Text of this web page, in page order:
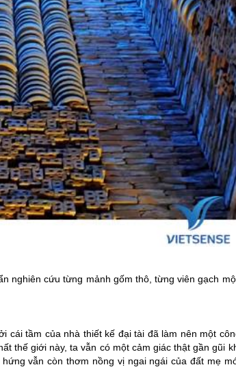
nghiên cứu từng mảnh gốm thô, từng viên gạch
cái tầm của nhà thiết kế đại tài đã làm nên một
thế giới này, ta vẫn có một cảm giác thật gần gũi
vẫn còn thơm nồng vị ngai ngái của đất mẹ